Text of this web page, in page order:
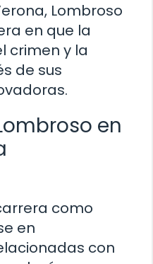
Lombroso
en que la
crimen y la
de sus
en
como
en
con